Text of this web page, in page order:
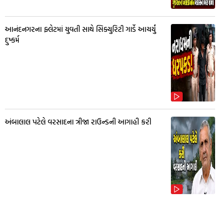
આનંદનગરના ફ્લેટમાં યુવતી સાથે સિક્યુરિટી ગાર્ડે આચર્યું
દુષ્કર્મ
અંબાલાલ પટેલે વરસાદના ત્રીજા રાઉન્ડની આગાહી કરી